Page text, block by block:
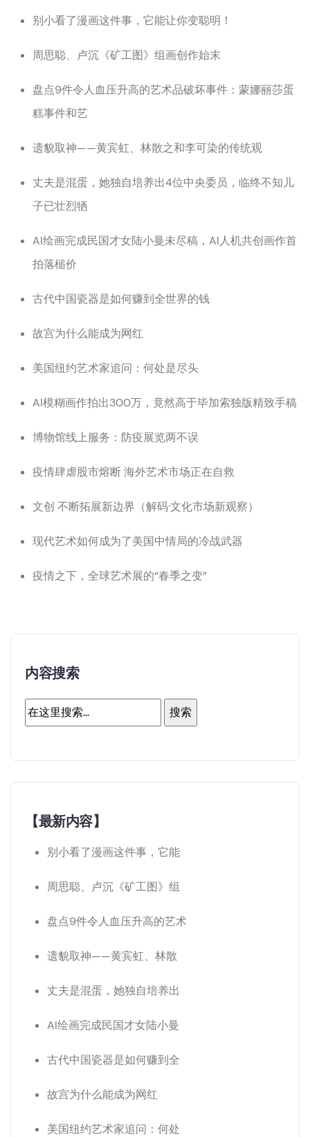
别小看了漫画这件事，它能让你变聪明！
周思聪、卢沉《矿工图》组画创作始末
盘点9件令人血压升高的艺术品破坏事件：蒙娜丽莎蛋
糕事件和艺
遗貌取神——黄宾虹、林散之和李可染的传统观
丈夫是混蛋，她独自培养出4位中央委员，临终不知儿
子已壮烈牺
AI绘画完成民国才女陆小曼未尽稿，AI人机共创画作首
拍落槌价
古代中国瓷器是如何赚到全世界的钱
故宫为什么能成为网红
美国纽约艺术家追问：何处是尽头
AI模糊画作拍出300万，竟然高于毕加索独版精致手稿
博物馆线上服务：防疫展览两不误
疫情肆虐股市熔断 海外艺术市场正在自救
文创 不断拓展新边界（解码·文化市场新观察）
现代艺术如何成为了美国中情局的冷战武器
疫情之下，全球艺术展的“春季之变”
内容搜索
【最新内容】
别小看了漫画这件事，它能
周思聪、卢沉《矿工图》组
盘点9件令人血压升高的艺术
遗貌取神——黄宾虹、林散
丈夫是混蛋，她独自培养出
AI绘画完成民国才女陆小曼
古代中国瓷器是如何赚到全
故宫为什么能成为网红
美国纽约艺术家追问：何处